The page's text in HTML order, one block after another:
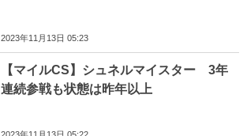
2023年11月13日 05:23
【マイルCS】シュネルマイスター 3年
連続参戦も状態は昨年以上